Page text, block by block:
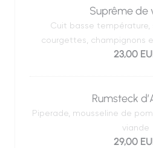
Suprême de
Cuit basse température,
courgettes, champignons
23,00
Rumsteck
Piperade, mousseline de
viande
29,00